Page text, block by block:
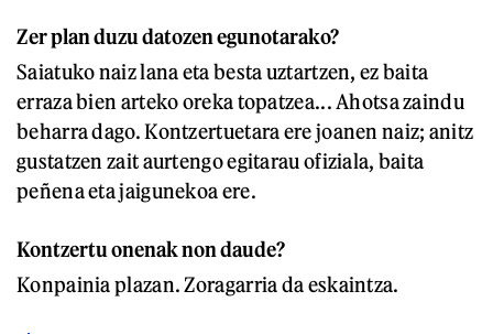
Zer plan duzu datozen egunotarako?
Saiatuko naiz lana eta besta uztartzen, ez baita
erraza bien arteko oreka topatzea... Ahotsa zaindu
beharra dago. Kontzertuetara ere joanen naiz; anitz
gustatzen zait aurtengo egitarau ofiziala, baita
peñena eta jaigunekoa ere.
Kontzertu onenak non daude?
Konpainia plazan. Zoragarria da eskaintza.